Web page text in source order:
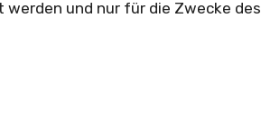
und nur für die Zwecke des